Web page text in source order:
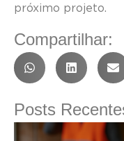
próximo projeto.
Compartilhar:
Posts